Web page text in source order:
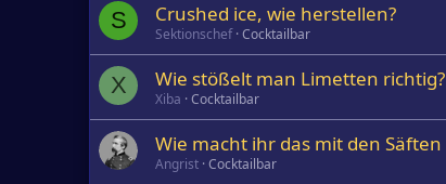
S Crushed ice, wie herstellen?
Sektionschef Cocktailbar
X Wie stößelt man Limetten richtig?
Xiba Cocktailbar
Wie macht ihr das mit den Säften
Angrist Cocktailbar